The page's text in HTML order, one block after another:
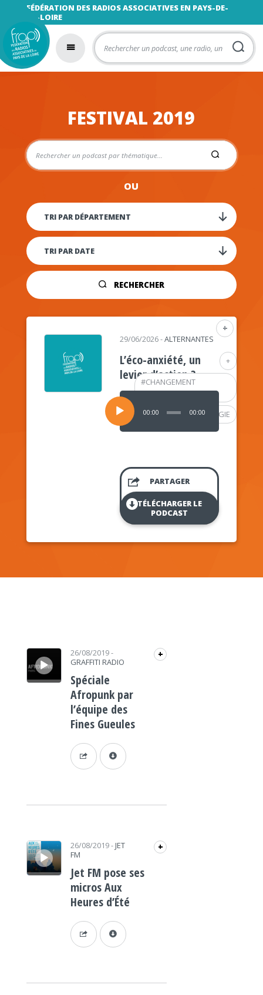
FÉDÉRATION DES RADIOS ASSOCIATIVES EN PAYS-DE-
LA-LOIRE
FESTIVAL 2019
OU
RECHERCHER
+
+
#CHANGEMENT
CLIMATIQUE
#PSYCHOLOGIE
29/06/2026-ALTERNANTES
L’éco-anxiété, un
levier d’action ?
Lecteur
audio
00:00 00:00
PARTAGER
TÉLÉCHARGER LE
PODCAST
Lecteur audio 26/08/2019-
GRAFFITI RADIO
+
Spéciale
Afropunk par
l’équipe des
Fines Gueules
Lecteur audio 26/08/2019- JET
FM
+
Jet FM pose ses
micros Aux
Heures d’Été